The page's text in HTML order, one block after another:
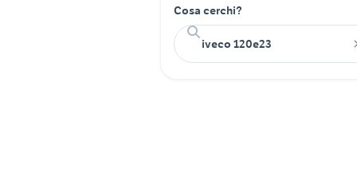
Cosa cerchi?